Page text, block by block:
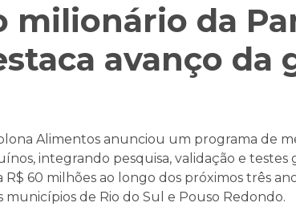
milionário da
avanço da
Alimentos anunciou um programa de
integrando pesquisa, validação e testes
60 milhões ao longo dos próximos três
municípios de Rio do Sul e Pouso Redondo.